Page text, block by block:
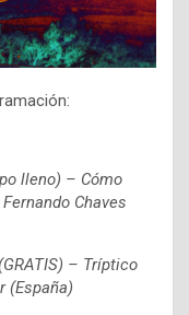
lleno) – Cómo
Chaves
– Tríptico
(España)